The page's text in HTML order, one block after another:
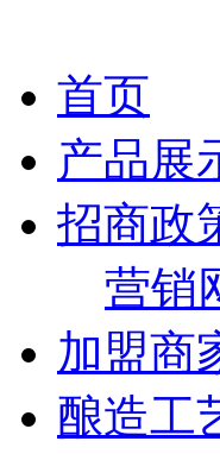
首页
产品展
招商政
营销
加盟商
酿造工